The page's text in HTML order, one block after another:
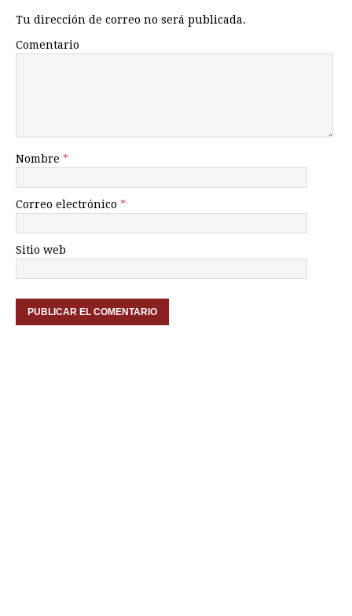
Tu dirección de correo no será publicada.
Comentario
Nombre *
Correo electrónico *
Sitio web